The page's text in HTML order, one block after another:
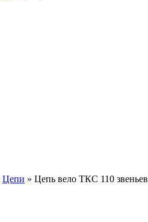
Цепи » Цепь вело ТКС 110 звеньев